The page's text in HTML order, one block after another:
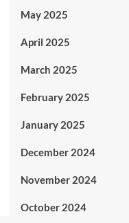
May 2025
April 2025
March 2025
February 2025
January 2025
December 2024
November 2024
October 2024